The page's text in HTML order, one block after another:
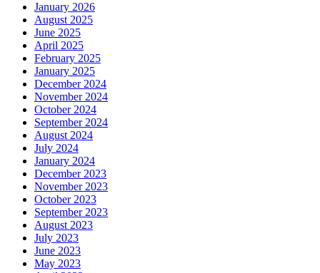
January 2026
August 2025
June 2025
April 2025
February 2025
January 2025
December 2024
November 2024
October 2024
September 2024
August 2024
July 2024
January 2024
December 2023
November 2023
October 2023
September 2023
August 2023
July 2023
June 2023
May 2023